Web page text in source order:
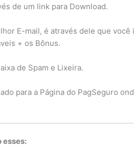
de um link para Download.
E-mail, é através dele que
+ os Bônus.
de Spam e Lixeira.
para a Página do PagSeguro
esses: